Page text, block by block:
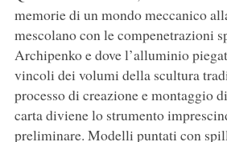
memorie di un mondo meccanico
mescolano con le compenetrazioni
Archipenko e dove l’alluminio
vincoli dei volumi della scultura
processo di creazione e montaggio
carta diviene lo strumento
preliminare. Modelli puntati con